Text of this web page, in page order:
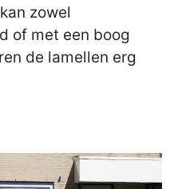
zowel
of met een boog
de lamellen erg